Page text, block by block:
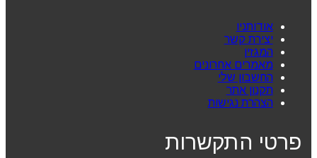
אודותניו
יצירת קשר
המגזין
מאמרים אחרונים
החשבון שלי
תקנון אתר
הצהרת נגישות
פרטי התקשרות